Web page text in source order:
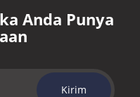
Anda Punya
Kirim